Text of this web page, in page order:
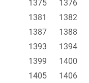
1375
1376
1381
1382
1387
1388
1393
1394
1399
1400
1405
1406